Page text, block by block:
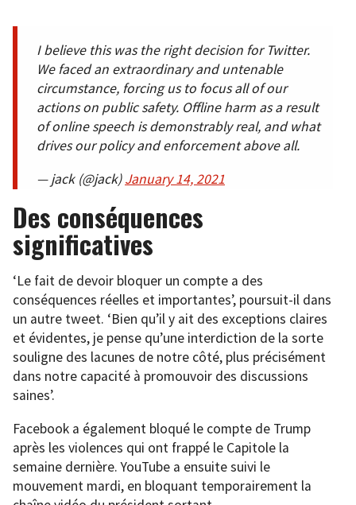
I believe this was the right decision for Twitter.
We faced an extraordinary and untenable
circumstance, forcing us to focus all of our
actions on public safety. Offline harm as a result
of online speech is demonstrably real, and what
drives our policy and enforcement above all.
— jack (@jack)January 14, 2021
Des conséquences
significatives
‘Le fait de devoir bloquer un compte a des
conséquences réelles et importantes’, poursuit-il dans
un autre tweet. ‘Bien qu’il y ait des exceptions claires
et évidentes, je pense qu’une interdiction de la sorte
souligne des lacunes de notre côté, plus précisément
dans notre capacité à promouvoir des discussions
saines’.
Facebook a également bloqué le compte de Trump
après les violences qui ont frappé le Capitole la
semaine dernière. YouTube a ensuite suivi le
mouvement mardi, en bloquant temporairement la